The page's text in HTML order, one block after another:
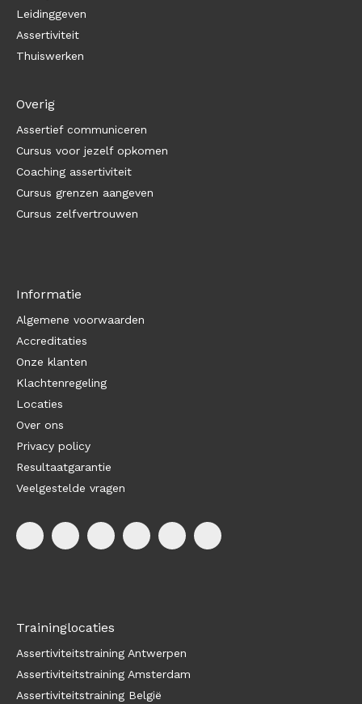
Leidinggeven
Assertiviteit
Thuiswerken
Overig
Assertief communiceren
Cursus voor jezelf opkomen
Coaching assertiviteit
Cursus grenzen aangeven
Cursus zelfvertrouwen
Informatie
Algemene voorwaarden
Accreditaties
Onze klanten
Klachtenregeling
Locaties
Over ons
Privacy policy
Resultaatgarantie
Veelgestelde vragen
Traininglocaties
Assertiviteitstraining Antwerpen
Assertiviteitstraining Amsterdam
Assertiviteitstraining België